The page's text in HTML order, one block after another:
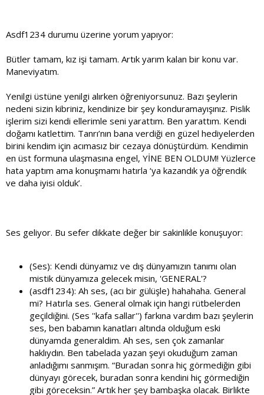
Asdf1234 durumu üzerine yorum yapıyor:
Bütler tamam, kız işi tamam. Artık yarım kalan bir konu var.
Maneviyatım.
Yenilgi üstüne yenilgi alırken öğreniyorsunuz. Bazı şeylerin
nedeni sizin kibriniz, kendinize bir şey konduramayışınız. Pislik
işlerim sizi kendi ellerimle seni yarattım. Ben yarattım. Kendi
doğamı katlettim. Tanrı’nın bana verdiği en güzel hediyelerden
birini kendim için acımasız bir cezaya dönüştürdüm. Kendimin
en üst formuna ulaşmasına engel, YİNE BEN OLDUM! Yüzlerce
hata yaptım ama konuşmamı hatırla ‘ya kazandık ya öğrendik
ve daha iyisi olduk’.
Ses geliyor. Bu sefer dikkate değer bir sakinlikle konuşuyor:
(Ses): Kendi dünyamız ve dış dünyamızın tanımı olan
mistik dünyamıza gelecek misin, 'GENERAL'?
(asdf1234): Ah ses, (acı bir gülüşle) hahahaha. General
mi? Hatırla ses. General olmak için hangi rütbelerden
geçildiğini. (Ses ''kafa sallar'') farkına vardım bazı şeylerin
ses, ben babamın kanatları altında olduğum eski
dünyamda generaldim. Ah ses, sen çok zamanlar
haklıydın. Ben tabelada yazan şeyi okuduğum zaman
anladığımı sanmışım. “Buradan sonra hiç görmediğin gibi
dünyayı görecek, buradan sonra kendini hiç görmediğin
gibi göreceksin.” Artık her şey bambaşka olacak. Birlikte